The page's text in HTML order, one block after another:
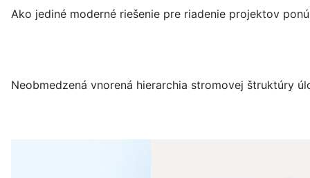
Ako jediné moderné riešenie pre riadenie projektov
Neobmedzená vnorená hierarchia stromovej štruktúry